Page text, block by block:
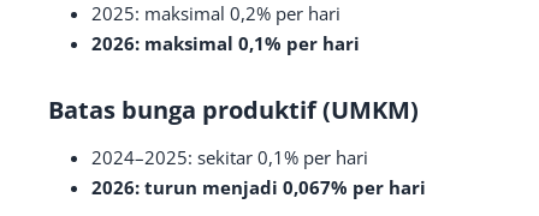
2025: maksimal 0,2% per hari
2026: maksimal 0,1% per hari
Batas bunga produktif (UMKM)
2024–2025: sekitar 0,1% per hari
2026: turun menjadi 0,067% per hari